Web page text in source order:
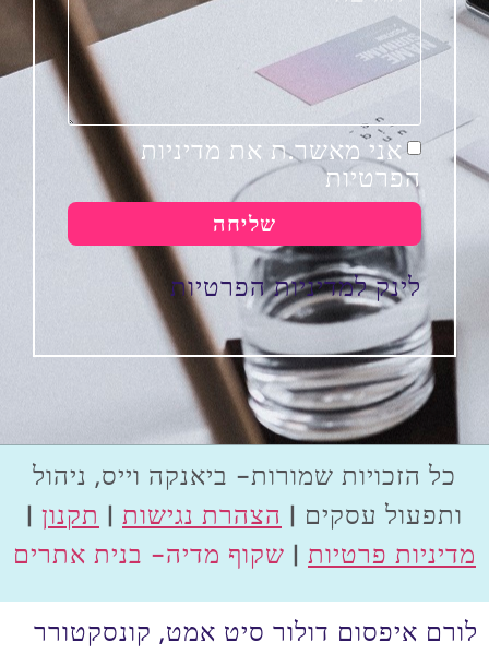
אני מאשר.ת את מדיניות
הפרטיות
שליחה
לינק למדיניות הפרטיות
כל הזכויות שמורות- ביאנקה וייס, ניהול
ותפעול עסקים | הצהרת נגישות | תקנון |
מדיניות פרטיות | שקוף מדיה- בנית אתרים
לורם איפסום דולור סיט אמט, קונסקטורר